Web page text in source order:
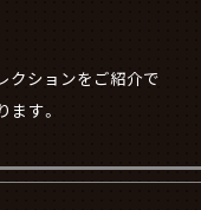
クションをご紹介で
す。